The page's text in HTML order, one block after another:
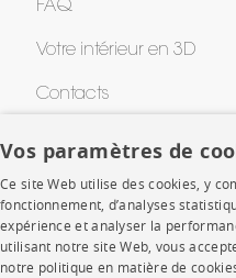
FAQ
Votre intérieur en 3D
Contacts
CORPORATE
Presse
Rejoignez-nous
Vos paramètres de
Ce site Web utilise des cookies, y
fonctionnement, d’analyses
expérience et analyser la
utilisant notre site Web, vous
notre politique en matière de